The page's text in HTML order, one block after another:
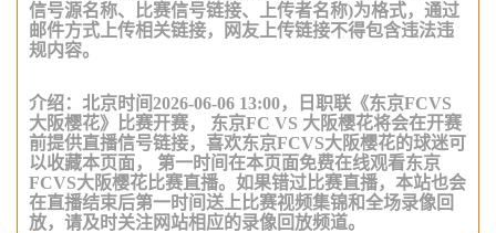
信号源名称、比赛信号链接、上传者名称)为格式，通过
邮件方式上传相关链接，网友上传链接不得包含违法违
规内容。
介绍：北京时间2026-06-06 13:00，日职联《东京FCVS
大阪樱花》比赛开赛， 东京FC VS 大阪樱花将会在开赛
前提供直播信号链接，喜欢东京FCVS大阪樱花的球迷可
以收藏本页面， 第一时间在本页面免费在线观看东京
FCVS大阪樱花比赛直播。如果错过比赛直播，本站也会
在直播结束后第一时间送上比赛视频集锦和全场录像回
放，请及时关注网站相应的录像回放频道。